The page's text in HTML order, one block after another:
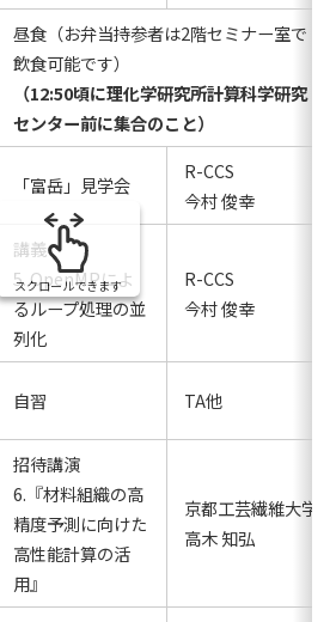
昼食（お弁当持参者は2階セミナー室で
飲食可能です）
（12:50頃に理化学研究所計算科学研究
センター前に集合のこと）
「富岳」見学会
R-CCS
今村 俊幸
講義
5. OpenMPによ
るループ処理の並
列化
R-CCS
今村 俊幸
自習 TA他
招待講演
6.『材料組織の高
精度予測に向けた
高性能計算の活
用』
京都工芸繊維大学
高木 知弘
スクロールできます